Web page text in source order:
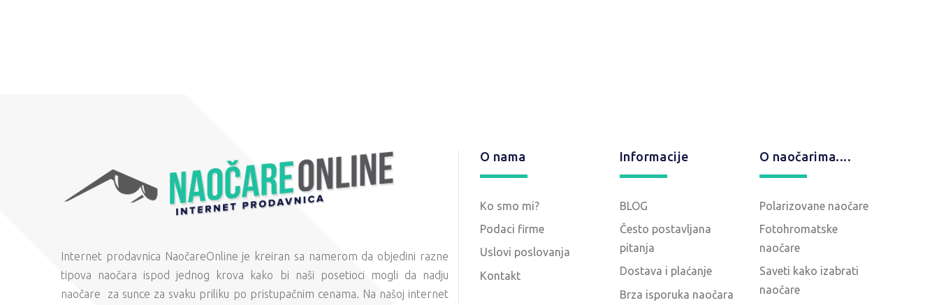
Internet prodavnica NaočareOnline je kreiran sa namerom da objedini razne
tipova naočara ispod jednog krova kako bi naši posetioci mogli da nadju
naočare za sunce za svaku priliku po pristupačnim cenama. Na našoj internet
O nama
Ko smo mi?
Podaci firme
Uslovi poslovanja
Kontakt
Informacije
BLOG
Često postavljana
pitanja
Dostava i plaćanje
Brza isporuka naočara
O naočarima....
Polarizovane naočare
Fotohromatske
naočare
Saveti kako izabrati
naočare